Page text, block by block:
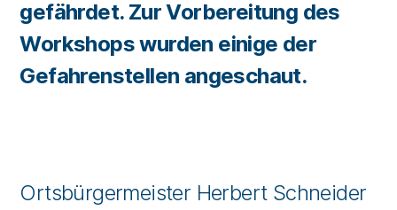
gefährdet. Zur Vorbereitung des
Workshops wurden einige der
Gefahrenstellen angeschaut.
Ortsbürgermeister Herbert Schneider